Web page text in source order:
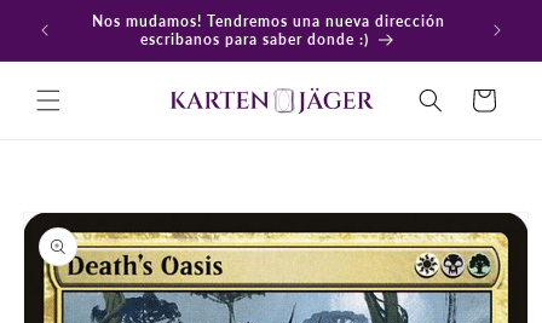
directamenteNos mudamos! Tendremos una nueva dirección
escribanos para saber donde :)
Carrito
directamente
a la
información
del producto